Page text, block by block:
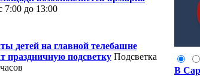
7:00 до 13:00
детей на главной телебашне
праздничную подсветку Подсветка
В